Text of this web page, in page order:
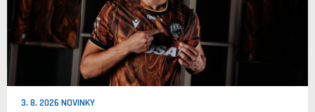
3. 8. 2026 NOVINKY